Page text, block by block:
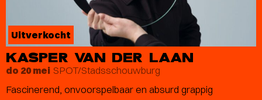
Uitverkocht
KASPER VAN DER LAAN
do 20 mei SPOT/Stadsschouwburg
Fascinerend, onvoorspelbaar en absurd grappig